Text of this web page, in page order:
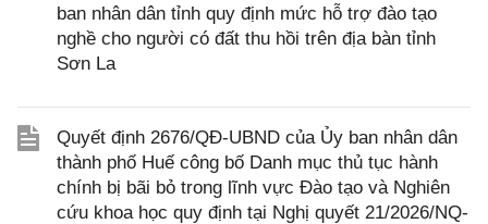
ban nhân dân tỉnh quy định mức hỗ trợ đào tạo
nghề cho người có đất thu hồi trên địa bàn tỉnh
Sơn La
Quyết định 2676/QĐ-UBND của Ủy ban nhân dân
thành phố Huế công bố Danh mục thủ tục hành
chính bị bãi bỏ trong lĩnh vực Đào tạo và Nghiên
cứu khoa học quy định tại Nghị quyết 21/2026/NQ-